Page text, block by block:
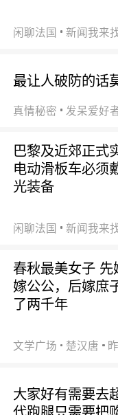
闲聊法国 新闻我来
最让人破防的话
真情秘密 发呆爱好
巴黎及近郊正式
电动滑板车必须
光装备
闲聊法国 新闻我来
春秋最美女子 先
嫁公公，后嫁庶
了两千年
文学广场 楚汉唐
大家好有需要去